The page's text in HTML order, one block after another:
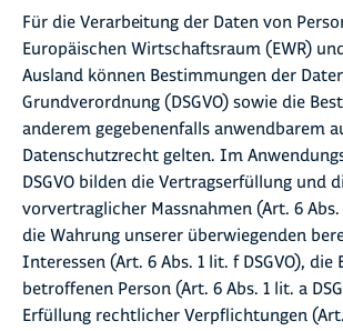
Für die Verarbeitung der Daten von
Europäischen Wirtschaftsraum (EWR)
Ausland können Bestimmungen der
Grundverordnung (DSGVO) sowie die
anderem gegebenenfalls anwendbarem
Datenschutzrecht gelten. Im
DSGVO bilden die Vertragserfüllung und
vorvertraglicher Massnahmen (Art. 6 Abs.
die Wahrung unserer überwiegenden
Interessen (Art. 6 Abs. 1 lit. f DSGVO),
betroffenen Person (Art. 6 Abs. 1 lit. a
Erfüllung rechtlicher Verpflichtungen